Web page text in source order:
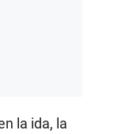
la ida, la